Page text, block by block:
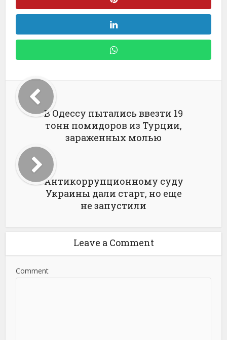
В Одессу пытались ввезти 19
тонн помидоров из Турции,
зараженных молью
Антикоррупционному суду
Украины дали старт, но еще
не запустили
Leave a Comment
Comment